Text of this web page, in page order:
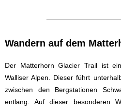
Wandern auf dem
Der Matterhorn Glacier Trail ist
Walliser Alpen. Dieser führt
zwischen den Bergstationen
entlang. Auf dieser besonderen